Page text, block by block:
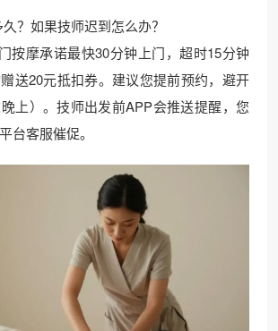
？如果技师迟到怎么办？
按摩承诺最快30分钟上门，超时15分钟
送20元抵扣券。建议您提前预约，避开
上）。技师出发前APP会推送提醒，您
台客服催促。